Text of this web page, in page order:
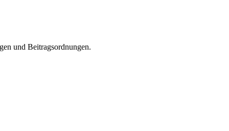
und Beitragsordnungen.